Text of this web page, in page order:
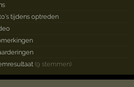
tijdens optreden
(9 stemmen)